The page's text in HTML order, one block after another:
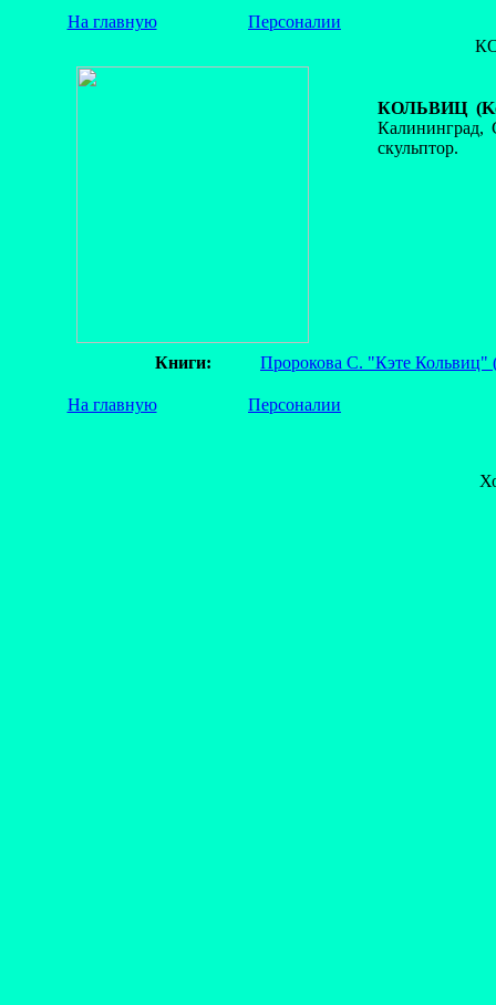
На главную
Персоналии
КОЛЬВИЦ
Калининград,
скульптор.
Книги: Пророкова С. "Кэте
На главную Персоналии